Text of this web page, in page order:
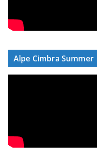
Alpe Cimbra Summer